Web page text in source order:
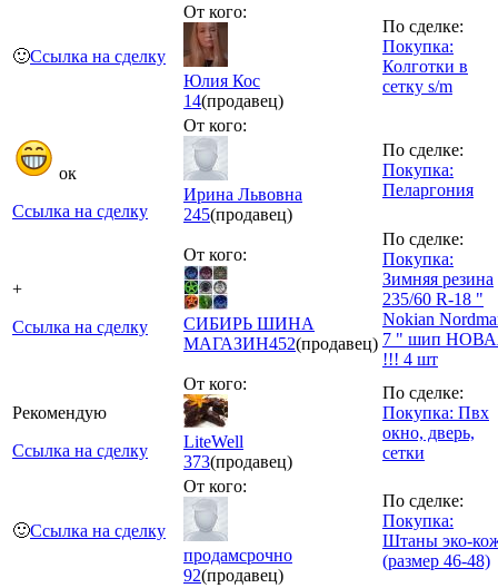
🙂Ссылка на сделку
От кого:
Юлия Кос
14(продавец)
По сделке:
Покупка:
Колготки в
сетку s/m
ок
Ссылка на сделку
От кого:
Ирина Львовна
245(продавец)
По сделке:
Покупка:
Пеларгония
+
Ссылка на сделку
От кого:
СИБИРЬ ШИНА
МАГАЗИН452(продавец)
По сделке:
Покупка:
Зимняя резина
235/60 R-18 "
Nokian
7 " шип
!!! 4 шт
Рекомендую
Ссылка на сделку
От кого:
LiteWell
373(продавец)
По сделке:
Покупка: Пвх
окно, дверь,
сетки
🙂Ссылка на сделку
От кого:
продамсрочно
92(продавец)
По сделке:
Покупка:
Штаны эко-
(размер 46-48)